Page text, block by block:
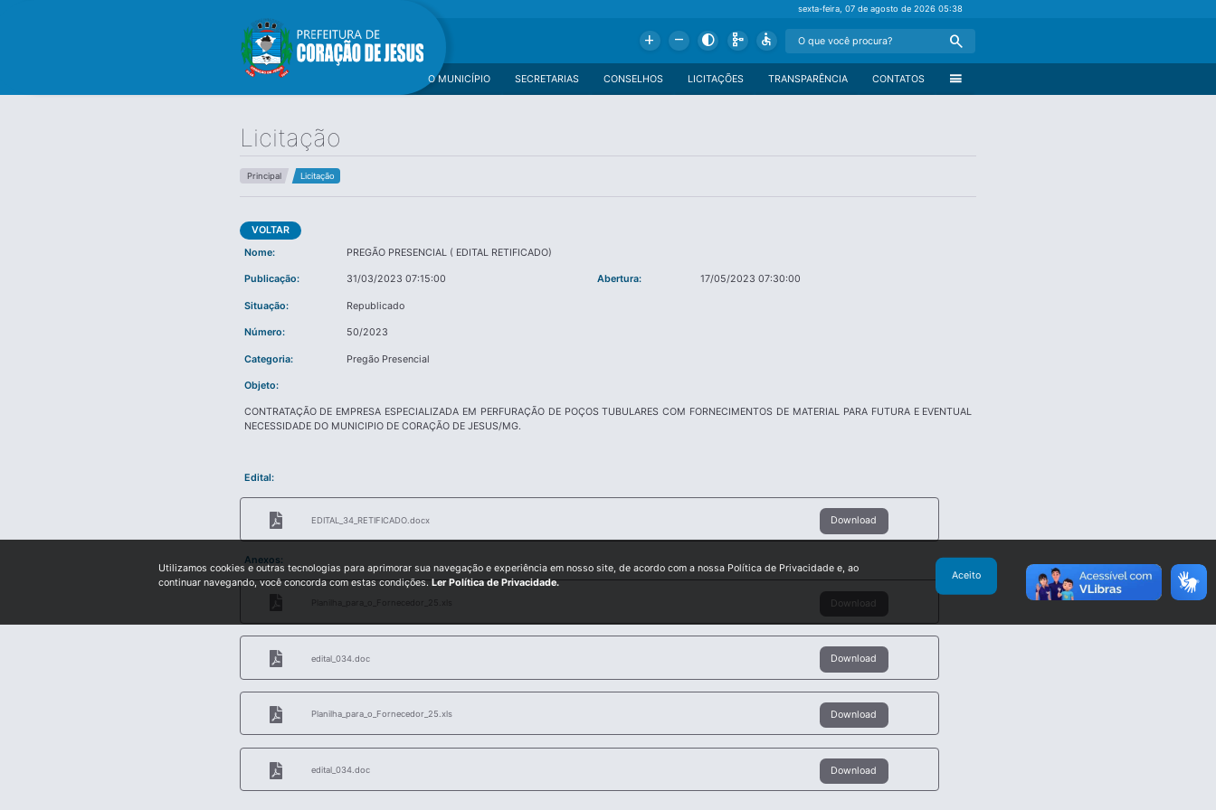
sexta-feira, 07 de agosto de 202605:38
Add Remove Contrast Schema Accessible Search
menu
CONTATOS
TRANSPARÊNCIA
LICITAÇÕES
CONSELHOS
SECRETARIAS
O MUNICÍPIO
Licitação
Principal Licitação
VOLTAR
Nome:
PREGÃO PRESENCIAL ( EDITAL RETIFICADO)
Publicação: 31/03/2023 07:15:00 Abertura: 17/05/2023 07:30:00
Situação: Republicado
Número: 50/2023
Categoria: Pregão Presencial
Objeto:
CONTRATAÇÃO DE EMPRESA ESPECIALIZADA EM PERFURAÇÃO DE POÇOS TUBULARES COM FORNECIMENTOS DE MATERIAL PARA FUTURA E EVENTUAL
NECESSIDADE DO MUNICIPIO DE CORAÇÃO DE JESUS/MG.
Edital:
EDITAL_34_RETIFICADO.docx Download
Anexos:
Planilha_para_o_Fornecedor_25.xls Download
edital_034.doc Download
Planilha_para_o_Fornecedor_25.xls Download
edital_034.doc Download
Utilizamos cookies e outras tecnologias para aprimorar sua navegação e experiência em nosso site, de acordo com a nossa Política de Privacidade e, ao
continuar navegando, você concorda com estas condições.Ler Política de Privacidade.
Aceito